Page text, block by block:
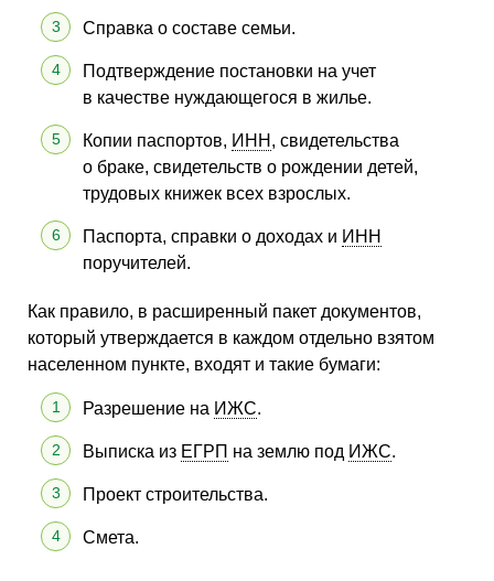
Справка о составе семьи.
Подтверждение постановки на учет
в качестве нуждающегося в жилье.
Копии паспортов, ИНН , свидетельства
о браке, свидетельств о рождении детей,
трудовых книжек всех взрослых.
Паспорта, справки о доходах и ИНН
поручителей.
Как правило, в расширенный пакет документов,
который утверждается в каждом отдельно взятом
населенном пункте, входят и такие бумаги:
Разрешение на ИЖС.
Выписка из ЕГРП на землю под ИЖС.
Проект строительства.
Смета.